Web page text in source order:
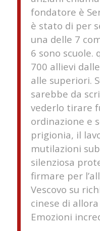
fondatore è
è stato di per
una delle 7
6 sono scuole.
700 allievi
alle superiori.
sarebbe da
vederlo tirare
ordinazione e
prigionia, il
mutilazioni
silenziosa
firmare per
Vescovo su
cinese di
Emozioni